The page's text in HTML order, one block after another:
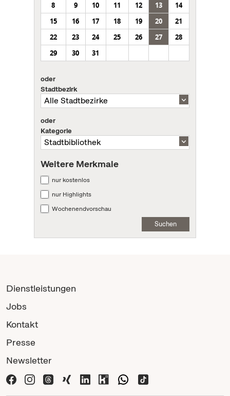
8
9 10 11 12 13
14
15
16 17 18 19 20
21
22
23 24 25 26 27
28
29
30 31
oder
Stadtbezirk
oder
Kategorie
Weitere Merkmale
nur kostenlos
nur Highlights
Wochenendvorschau
Suchen
Dienstleistungen
Jobs
Kontakt
Presse
Newsletter